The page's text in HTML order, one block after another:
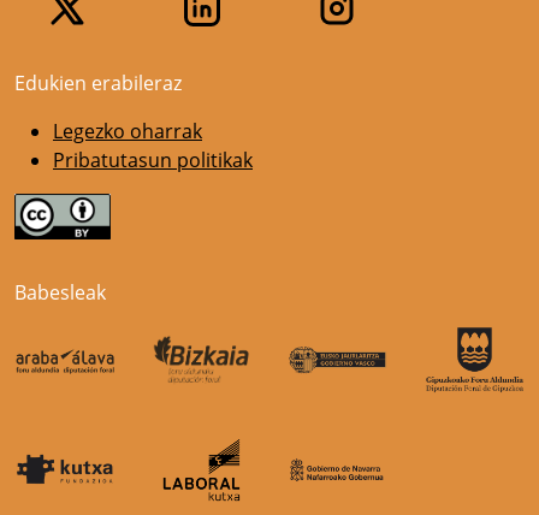
Edukien erabileraz
Legezko oharrak
Pribatutasun politikak
Babesleak